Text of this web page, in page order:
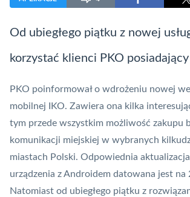
Od ubiegłego piątku z nowej
korzystać klienci PKO
PKO poinformował o wdrożeniu nowej
mobilnej
IKO. Zawiera ona kilka
tym przede wszystkim możliwość zakupu
komunikacji miejskiej w wybranych
miastach Polski. Odpowiednia
urządzenia z Androidem datowana jest na
Natomiast od ubiegłego piątku z